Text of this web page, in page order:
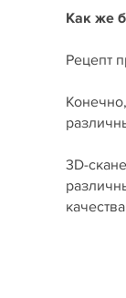
Как же
Рецепт
3D-